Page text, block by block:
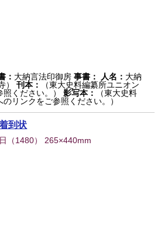
： 大納言法印御房 事書： 人名： 大納
）
刊本：
（東大史料編纂所ユニオン
ください。）
影写本：
（東大史料
リンクをご参照ください。）
到状
（1480） 265×440mm